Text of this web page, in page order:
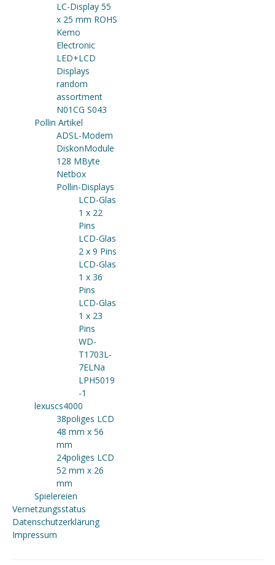
LC-Display 55
x 25 mm ROHS
Kemo
Electronic
LED+LCD
Displays
random
assortment
N01CG S043
Pollin Artikel
ADSL-Modem
DiskonModule
128 MByte
Netbox
Pollin-Displays
LCD-Glas
1 x 22
Pins
LCD-Glas
2 x 9 Pins
LCD-Glas
1 x 36
Pins
LCD-Glas
1 x 23
Pins
WD-
T1703L-
7ELNa
LPH5019
-1
lexuscs4000
38poliges LCD
48 mm x 56
mm
24poliges LCD
52 mm x 26
mm
Spielereien
Vernetzungsstatus
Datenschutzerklärung
Impressum